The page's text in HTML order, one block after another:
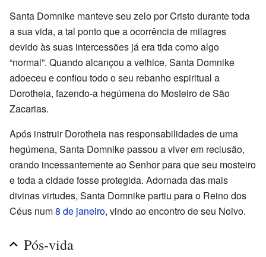
Santa Domnike manteve seu zelo por Cristo durante toda
a sua vida, a tal ponto que a ocorrência de milagres
devido às suas intercessões já era tida como algo
“normal”. Quando alcançou a velhice, Santa Domnike
adoeceu e confiou todo o seu rebanho espiritual a
Dorotheia, fazendo-a hegúmena do Mosteiro de São
Zacarias.
Após instruir Dorotheia nas responsabilidades de uma
hegúmena, Santa Domnike passou a viver em reclusão,
orando incessantemente ao Senhor para que seu mosteiro
e toda a cidade fosse protegida. Adornada das mais
divinas virtudes, Santa Domnike partiu para o Reino dos
Céus num8 de janeiro, vindo ao encontro de seu Noivo.
Pós-vida